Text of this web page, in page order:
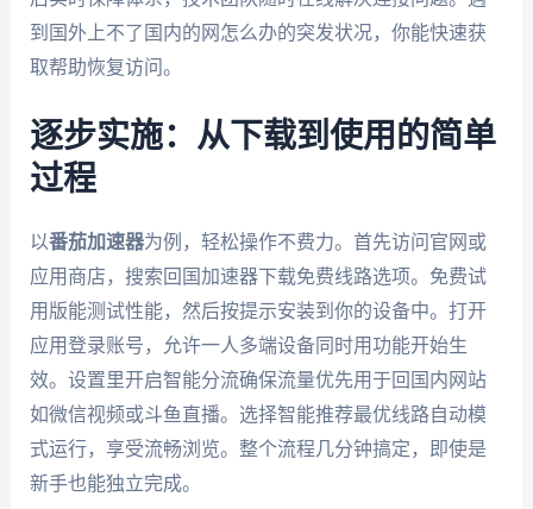
到国外上不了国内的网怎么办的突发状况，你能快速获
取帮助恢复访问。
逐步实施：从下载到使用的简单
过程
以番茄加速器为例，轻松操作不费力。首先访问官网或
应用商店，搜索回国加速器下载免费线路选项。免费试
用版能测试性能，然后按提示安装到你的设备中。打开
应用登录账号，允许一人多端设备同时用功能开始生
效。设置里开启智能分流确保流量优先用于回国内网站
如微信视频或斗鱼直播。选择智能推荐最优线路自动模
式运行，享受流畅浏览。整个流程几分钟搞定，即使是
新手也能独立完成。